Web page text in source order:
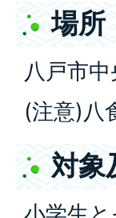
場所
八戸市
(注意)八
対象